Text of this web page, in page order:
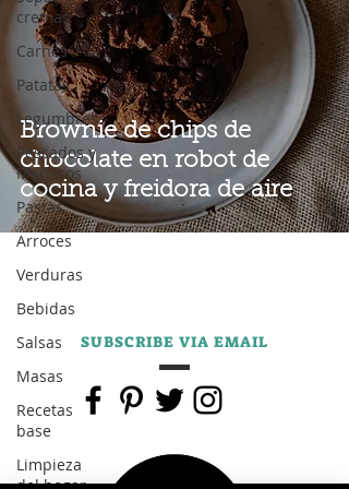
cremas
Carnes
Patatas
Legumbres
Pescados y
Mariscos
Pastas
Arroces
Verduras
Bebidas
Salsas
Masas
Recetas
base
Limpieza
Brownie de chips de
chocolate en robot de
cocina y freidora de aire
SUBSCRIBE VIA EMAIL